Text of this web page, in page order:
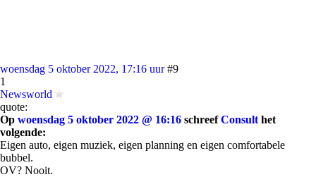
woensdag 5 oktober 2022, 17:16 uur #9
1
Newsworld
quote:
Op woensdag 5 oktober 2022 @ 16:16 schreefConsult het
volgende:
Eigen auto, eigen muziek, eigen planning en eigen comfortabele
bubbel.
OV? Nooit.